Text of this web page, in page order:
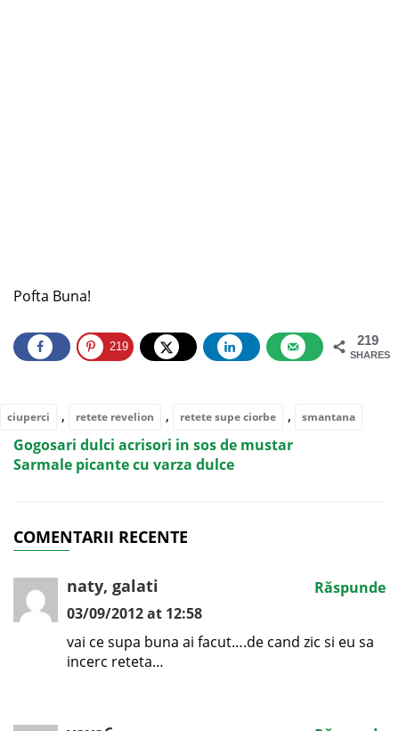
Pofta Buna!
219
SHARES
219
ciuperci , retete revelion , retete supe ciorbe , smantana
Gogosari dulci acrisori in sos de mustar
Sarmale picante cu varza dulce
COMENTARII RECENTE
naty, galati
03/09/2012 at 12:58
vai ce supa buna ai facut….de cand zic si eu sa
incerc reteta…
Răspunde